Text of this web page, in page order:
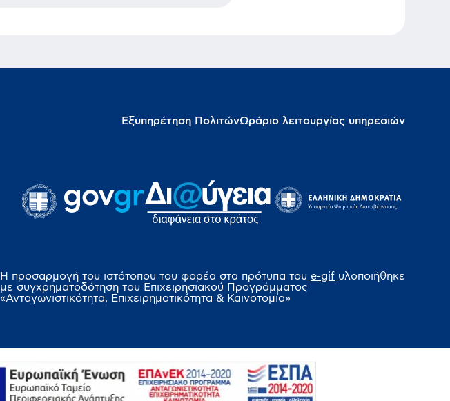
Εξυπηρέτηση ΠολιτώνΩράριο λειτουργίας υπηρεσιών
Η προσαρμογή του ιστότοπου του φορέα στα πρότυπα του e-gif υλοποιήθηκε
με συγχρηματοδότηση του Επιχειρησιακού Προγράμματος
«Ανταγωνιστικότητα, Επιχειρηματικότητα & Καινοτομία»